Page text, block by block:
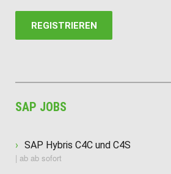
REGISTRIEREN
SAP JOBS
SAP Hybris C4C und C4S
| ab ab sofort